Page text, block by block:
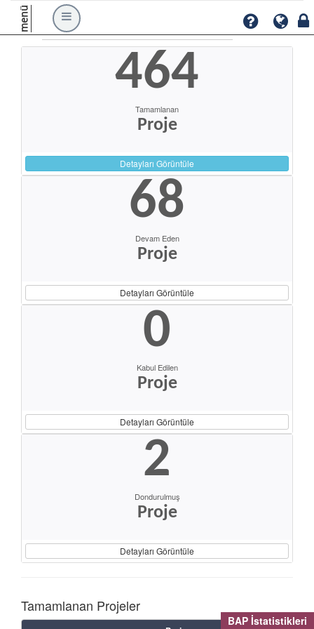
BAP İstatistikleri
menü
464
Tamamlanan
Proje
Detayları Görüntüle
68
Devam Eden
Proje
Detayları Görüntüle
0
Kabul Edilen
Proje
Detayları Görüntüle
2
Dondurulmuş
Proje
Detayları Görüntüle
Tamamlanan Projeler